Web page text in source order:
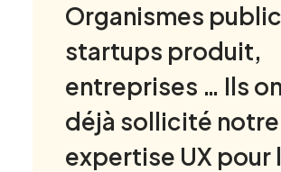
Organismes
startups produit,
entreprises … Ils
déjà sollicité notre
expertise UX pour